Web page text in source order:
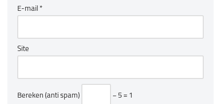
E-mail *
Site
Bereken (anti spam) − 5 = 1